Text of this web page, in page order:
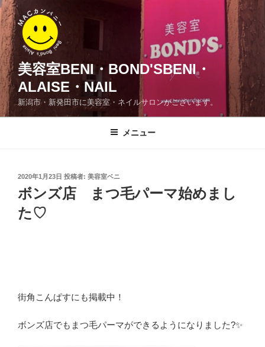
コ
ン
テ
ン
ツ
へ
ス
キ
ッ
美容室BENI・BOND'SBENI・
ALAISE・NAIL
新潟市・新発田市に美容室・ネイルサロンがございます。
メニュー
投
日:
2020年1月23日 投稿者: 美容室ベニ
ボンズ店 まつ毛パーマ始めまし
た♡
街角こんぱすにも掲載中！
ボンズ店でもまつ毛パーマができるようになりました?✨